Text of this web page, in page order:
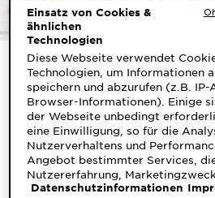
KÖRPERPFLEGE
SERVICES
&
DIAGNOSTIK
ENTDECKEN
Unsere
Inhaltsstoffe
Sanfte Hafermilch
Home Haarpflege Haarpflege
Einsatz von Cookies &
ähnlichen
Technologien
Diese Webseite verwendet
Technologien, um Informationen
speichern und abzurufen (z.B. IP-
Browser-Informationen). Einige
der Webseite unbedingt
eine Einwilligung, so für die
Nutzerverhaltens und
Angebot bestimmter Services,
Nutzererfahrung,
externer Medien. Nicht
Datenschutzinformationen